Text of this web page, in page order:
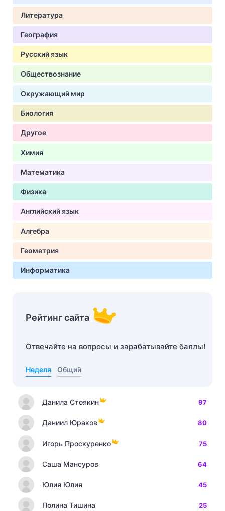
Литература
География
Русский язык
Обществознание
Окружающий мир
Биология
Другое
Химия
Математика
Физика
Английский язык
Алгебра
Геометрия
Информатика
Рейтинг сайта
Отвечайте на вопросы и зарабатывайте баллы!
Неделя Общий
Данила Стоякин 97
Даниил Юраков 80
Игорь Проскуренко 75
Саша Мансуров 64
Юлия Юлия 45
Полина Тишина 25